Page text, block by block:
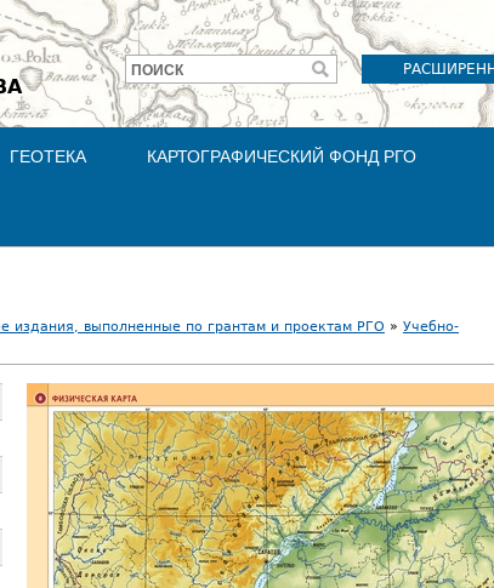
Форма
поиска
ПОИСК
ГЕОТЕКА КАРТОГРАФИЧЕСКИЙ ФОНД РГО
издания, выполненные по грантам и проектам РГО » Учебно-